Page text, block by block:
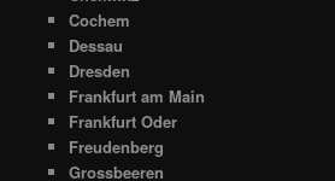
Cochem
Dessau
Dresden
Frankfurt am Main
Frankfurt Oder
Freudenberg
Grossbeeren